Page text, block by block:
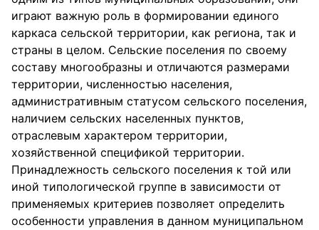
играют важную роль в формировании единого
каркаса сельской территории, как региона, так и
страны в целом. Сельские поселения по своему
составу многообразны и отличаются размерами
территории, численностью населения,
административным статусом сельского поселения,
наличием сельских населенных пунктов,
отраслевым характером территории,
хозяйственной спецификой территории.
Принадлежность сельского поселения к той или
иной типологической группе в зависимости от
применяемых критериев позволяет определить
особенности управления в данном муниципальном